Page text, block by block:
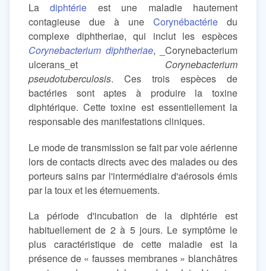
Ladiphtérie est une maladie hautement
contagieuse due à une Corynébactérie du
complexe diphtheriae, qui inclut les espèces
Corynebacterium diphtheriae, _Corynebacterium
ulcerans_et Corynebacterium
pseudotuberculosis. Ces trois espèces de
bactéries sont aptes à produire la toxine
diphtérique. Cette toxine est essentiellement la
responsable des manifestations cliniques.
Le mode de transmission se fait par voie aérienne
lors de contacts directs avec des malades ou des
porteurs sains par l'intermédiaire d'aérosols émis
par la toux et les éternuements.
La période d'incubation de la diphtérie est
habituellement de 2 à 5 jours. Le symptôme le
plus caractéristique de cette maladie est la
présence de « fausses membranes » blanchâtres